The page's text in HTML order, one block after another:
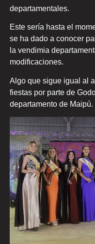
departamentales.
Este sería hasta el
se ha dado a conocer
la vendimia
modificaciones.
Algo que sigue igual al
fiestas por parte de
departamento de Maipú.